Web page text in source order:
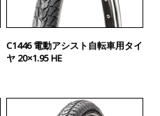
C1446 電動アシスト自転車用タイ
ヤ 20×1.95 HE